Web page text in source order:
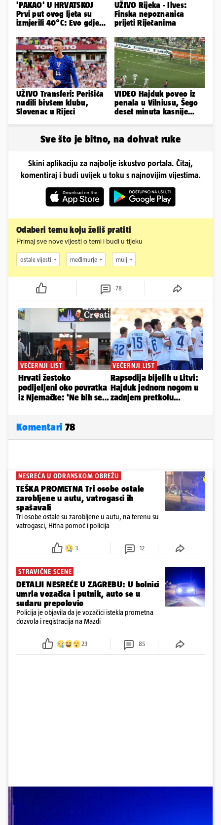
'PAKAO' U HRVATSKOJ
Prvi put ovog ljeta su
izmjerili 40°C: Evo gdje
spas
UŽIVO Rijeka - Ilves:
Finska nepoznanica
prijeti Riječanima
UŽIVO Transferi: Perišića
nudili bivšem klubu,
Slovenac u Rijeci
VIDEO Hajduk poveo iz
penala u Vilniusu, Šego
deset minuta kasnije
Sve što je bitno, na dohvat ruke
Skini aplikaciju za najbolje iskustvo portala. Čitaj,
komentiraj i budi uvijek u toku s najnovijim vijestima.
Odaberi temu koju želiš pratiti
Primaj sve nove vijesti o temi i budi u tijeku
ostale vijesti međimurje mulj
78
Komentari 78
NESREĆA U ODRANSKOM OBREŽU
TEŠKA PROMETNA Tri osobe ostale
zarobljene u autu, vatrogasci ih
spašavali
Tri osobe ostale su zarobljene u autu, na terenu su
vatrogasci, Hitna pomoć i policija
3 12
STRAVIČNE SCENE
DETALJI NESREĆE U ZAGREBU: U bolnici
umrla vozačica i putnik, auto se u
sudaru prepolovio
Policija je objavila da je vozačici istekla prometna
dozvola i registracija na Mazdi
23 85